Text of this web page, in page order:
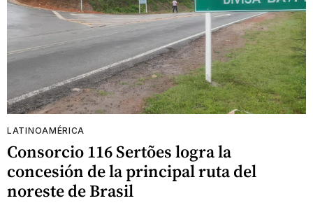
LATINOAMÉRICA
Consorcio 116 Sertões logra la
concesión de la principal ruta del
noreste de Brasil